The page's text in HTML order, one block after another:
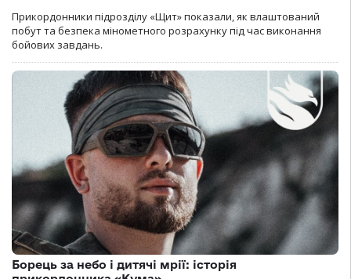
Прикордонники підрозділу «Щит» показали, як влаштований
побут та безпека мінометного розрахунку під час виконання
бойових завдань.
Борець за небо і дитячі мрії: історія